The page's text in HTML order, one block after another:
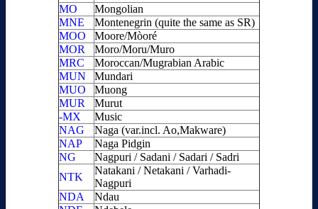
MO
Mongolian
MNE
Montenegrin (quite the same as SR)
MOO
Moore/Mòoré
MOR
Moro/Moru/Muro
MRC
Moroccan/Mugrabian Arabic
MUN
Mundari
MUO
Muong
MUR
Murut
-MX
Music
NAG
Naga (var.incl. Ao,Makware)
NAP
Naga Pidgin
NG
Nagpuri / Sadani / Sadari / Sadri
NTK
Natakani / Netakani / Varhadi-
Nagpuri
NDA
Ndau